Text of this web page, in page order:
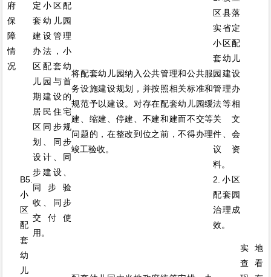
府
保
障
情
况
B5.
小
区
配
套
幼
儿
定小区配
套幼儿园
建设管理
办法，小
区配套幼
儿园与首
期建设的
居民住宅
区同步规
划、同步
设计、同
步建设、
同步验
收、同步
交付使
用。
将配套幼儿园纳入公共管理和公共服
务设施建设规划，并按照相关标准和
规范予以建设。对存在配套幼儿园缓
建、缩建、停建、不建和建而不交等
问题的，在整改到位之前，不得办理
竣工验收。
区县落
实省定
小区配
套幼儿
园建设
管理办
法等相
关文
件、会
议资
料。
2.小区
配套园
治理成
效。
实地
查看